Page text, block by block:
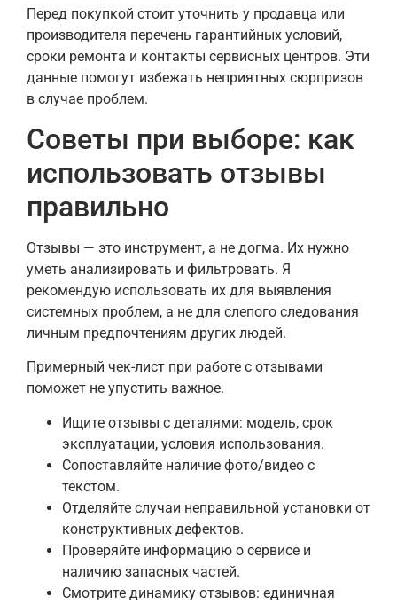
Перед покупкой стоит уточнить у продавца или
производителя перечень гарантийных условий,
сроки ремонта и контакты сервисных центров. Эти
данные помогут избежать неприятных сюрпризов
в случае проблем.
Советы при выборе: как
использовать отзывы
правильно
Отзывы — это инструмент, а не догма. Их нужно
уметь анализировать и фильтровать. Я
рекомендую использовать их для выявления
системных проблем, а не для слепого следования
личным предпочтениям других людей.
Примерный чек-лист при работе с отзывами
поможет не упустить важное.
Ищите отзывы с деталями: модель, срок
эксплуатации, условия использования.
Сопоставляйте наличие фото/видео с
текстом.
Отделяйте случаи неправильной установки от
конструктивных дефектов.
Проверяйте информацию о сервисе и
наличию запасных частей.
Смотрите динамику отзывов: единичная